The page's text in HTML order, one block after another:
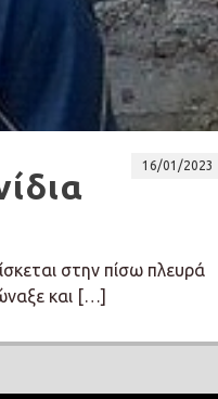
16/01/2023
στην πίσω πλευρά
και […]